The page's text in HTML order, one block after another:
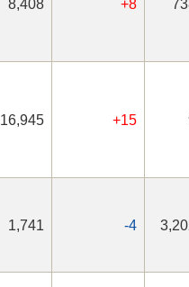
8,408 +8
16,945 +15
1,741 -4